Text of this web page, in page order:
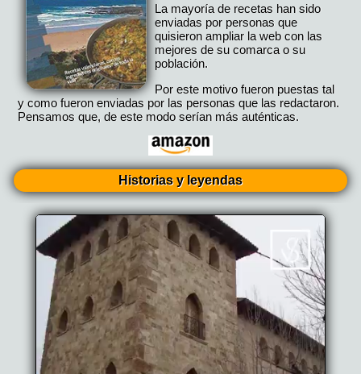
La mayoría de recetas han sido
enviadas por personas que
quisieron ampliar la web con las
mejores de su comarca o su
población.
Por este motivo fueron puestas tal
y como fueron enviadas por las personas que las redactaron.
Pensamos que, de este modo serían más auténticas.
Historias y leyendas